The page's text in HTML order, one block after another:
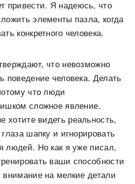
привести. Я надеюсь, что
элементы пазла, когда
конкретного человека.
что невозможно
поведение человека. Делать
что люди
сложное явление.
хотите видеть реальность,
шапку и игнорировать
людей. Но как я уже писал,
ваши способности
на мелкие детали